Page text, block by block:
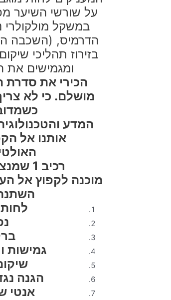
על שורשי השיער
במשקל מולקולרי
הדרמיס, (השכבה
בזירוז תהליכי
ומגמישים את
הכירי את סדרת
מושלם. כי לא
המדע
אותנו אל
רכיב 1 שמנצח ב-7 חזיתות!
מוכנה לקפוץ אל
גמישות
הגנה
אנטי